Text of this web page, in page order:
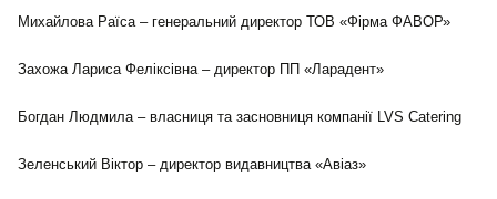
Михайлова Раїса – генеральний директор ТОВ «Фірма ФАВОР»
Захожа Лариса Феліксівна – директор ПП «Ларадент»
Богдан Людмила – власниця та засновниця компанії LVS Catering
Зеленський Віктор – директор видавництва «Авіаз»